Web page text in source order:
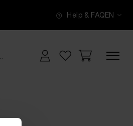
Help & FAQEN